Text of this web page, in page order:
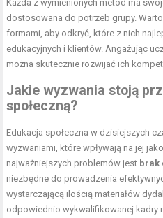
Każda z wymienionych metod ma
dostosowana do potrzeb grupy.
formami, aby odkryć, które z nich
edukacyjnych i klientów. Angażując
można skutecznie rozwijać ich
Jakie wyzwania stoją
społeczną?
Edukacja społeczna w dzisiejszych
wyzwaniami, które wpływają na jej
najważniejszych problemów jest brak
niezbędne do prowadzenia
wystarczającą ilością materiałów
odpowiednio wykwalifikowanej kadry